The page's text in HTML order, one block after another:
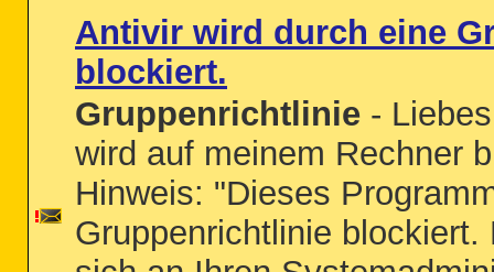
Antivir wird durch eine
blockiert.
Gruppenrichtlinie -
wird auf meinem Rechner
Hinweis: "Dieses
Gruppenrichtlinie blockiert.